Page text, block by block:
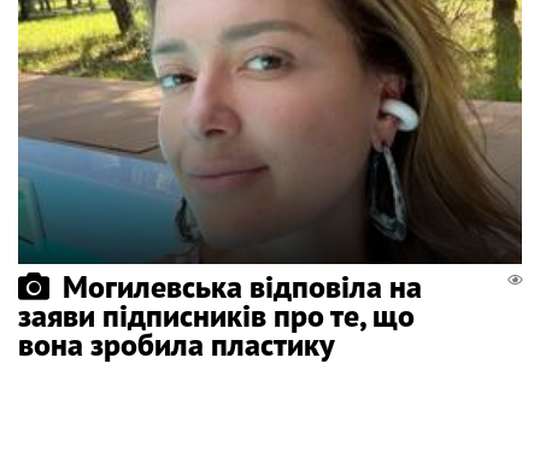
Могилевська відповіла на
заяви підписників про те, що
вона зробила пластику